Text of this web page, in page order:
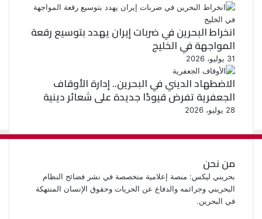
انخراط البحرين في ضربات إيران يهدد بتوسيع رقعة
المواجهة في الخليج
31 يوليو، 2026
الاضطهاد الديني في البحرين.. إدارة الأوقاف
الجعفرية تفرض قيودًا جديدة على شعائر دينية
28 يوليو، 2026
من نحن
بحريني ليكس: منصة إعلامية متخصصة في نشر فضائح النظام
البحريني وجرائمه والدفاع عن الحريات وحقوق الإنسان المنتهكة
في البحرين.